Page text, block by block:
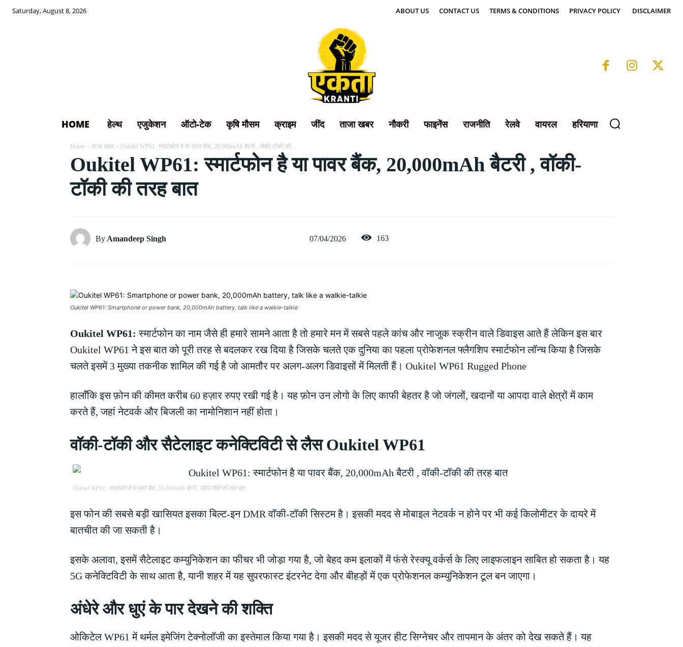
Saturday, August 8, 2026 ABOUT US CONTACT US TERMS & CONDITIONS PRIVACY POLICY DISCLAIMER
HOME हेल्थ एजुकेशन ऑटो-टेक कृषि मौसम क्राइम जींद ताजा खबर नौकरी फाइनेंस राजनीति रेलवे वायरल हरियाणा
Home ताजा खबर Oukitel WP61: स्मार्टफोन है या पावर बैंक, 20,000mAh बैटरी , वॉकी-टॉकी की...
Oukitel WP61: स्मार्टफोन है या पावर बैंक, 20,000mAh बैटरी , वॉकी-
टॉकी की तरह बात
By Amandeep Singh 07/04/2026 163
Oukitel WP61: Smartphone or power bank, 20,000mAh battery, talk like a walkie-talkie
Oukitel WP61: स्मार्टफोन का नाम जैसे ही हमारे सामने आता है तो हमारे मन में सबसे पहले कांच और नाजुक स्क्रीन वाले डिवाइस आते हैं लेकिन इस बार
Oukitel WP61 ने इस बात को पूरी तरह से बदलकर रख दिया है जिसके चलते एक दुनिया का पहला प्रोफेशनल फ्लैगशिप स्मार्टफोन लॉन्च किया है जिसके
चलते इसमें 3 मुख्या तकनीक शामिल की गई है जो आमतौर पर अलग-अलग डिवाइसों में मिलती हैं। Oukitel WP61 Rugged Phone
हालाँकि इस फ़ोन की कीमत करीब 60 हज़ार रुपए रखी गई है। यह फ़ोन उन लोगो के लिए काफी बेहतर है जो जंगलों, खदानों या आपदा वाले क्षेत्रों में काम
करते हैं, जहां नेटवर्क और बिजली का नामोनिशान नहीं होता।
वॉकी-टॉकी और सैटेलाइट कनेक्टिविटी से लैस Oukitel WP61
Oukitel WP61: स्मार्टफोन है या पावर बैंक, 20,000mAh बैटरी , वॉकी-टॉकी की तरह बात
इस फोन की सबसे बड़ी खासियत इसका बिल्ट-इन DMR वॉकी-टॉकी सिस्टम है। इसकी मदद से मोबाइल नेटवर्क न होने पर भी कई किलोमीटर के दायरे में
बातचीत की जा सकती है।
इसके अलावा, इसमें सैटेलाइट कम्युनिकेशन का फीचर भी जोड़ा गया है, जो बेहद कम इलाकों में फंसे रेस्क्यू वर्कर्स के लिए लाइफलाइन साबित हो सकता है। यह
5G कनेक्टिविटी के साथ आता है, यानी शहर में यह सुपरफास्ट इंटरनेट देगा और बीहड़ों में एक प्रोफेशनल कम्युनिकेशन टूल बन जाएगा।
अंधेरे और धुएं के पार देखने की शक्ति
ओकिटेल WP61 में थर्मल इमेजिंग टेक्नोलॉजी का इस्तेमाल किया गया है। इसकी मदद से यूजर हीट सिग्नेचर और तापमान के अंतर को देख सकते हैं। यह